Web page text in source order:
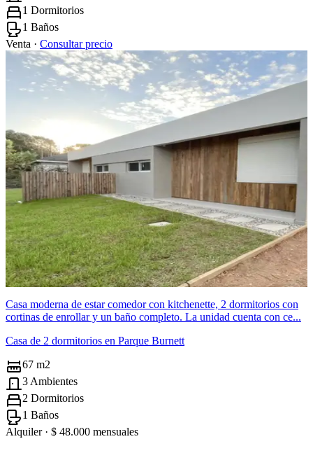
1 Dormitorios
1 Baños
Venta · Consultar precio
Casa moderna de estar comedor con kitchenette, 2 dormitorios con
cortinas de enrollar y un baño completo. La unidad cuenta con ce...
Casa de 2 dormitorios en Parque Burnett
67 m2
3 Ambientes
2 Dormitorios
1 Baños
Alquiler · $ 48.000 mensuales